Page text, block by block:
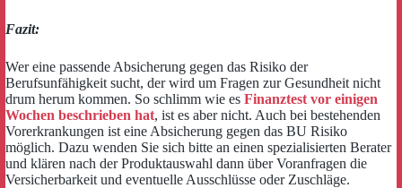
Fazit:
Wer eine passende Absicherung gegen das Risiko der
Berufsunfähigkeit sucht, der wird um Fragen zur Gesundheit nicht
drum herum kommen. So schlimm wie es Finanztest vor einigen
Wochen beschrieben hat, ist es aber nicht. Auch bei bestehenden
Vorerkrankungen ist eine Absicherung gegen das BU Risiko
möglich. Dazu wenden Sie sich bitte an einen spezialisierten Berater
und klären nach der Produktauswahl dann über Voranfragen die
Versicherbarkeit und eventuelle Ausschlüsse oder Zuschläge.